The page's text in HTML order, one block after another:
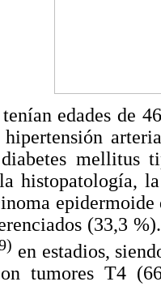
edades de
hipertensión
mellitus
histopatología,
epidermoide
(33,3
en estadios,
tumores T4